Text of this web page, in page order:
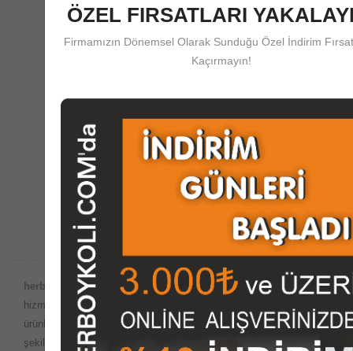
Güvenli Ödeme
Destek Merkezi
Satış Öncesi ve Sonrası Çağrı Merkezi Desteği
herboykoli.com Güvencesiyle;Dünyada internet ortamında satış
hizmetlerinin yaygın olduğu bu dönemde, imalatını yaptığımız
ürünleri
herboykoli.com
olarak İnternet ortamında güvenli bir
şekilde, kutu, koli, ambalaj malzemeleri, paketleme kutuları, giysi
ÖZEL FIRSATLARI
Firmamızın Dönemsel Olarak Sunduğu Özel İndirim
Kaçırmayın!